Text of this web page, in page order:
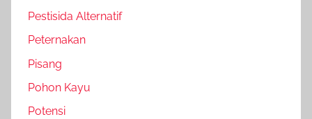
Pestisida Alternatif
Peternakan
Pisang
Pohon Kayu
Potensi